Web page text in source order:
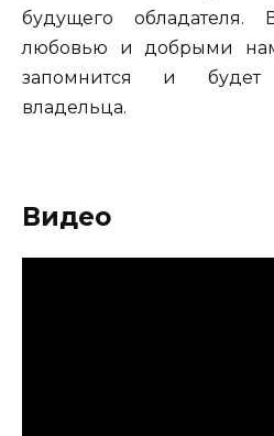
будущего обладателя.
любовью и добрыми
запомнится и будет
владельца.
Видео